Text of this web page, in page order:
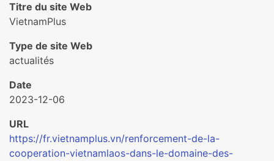
Titre du site Web
VietnamPlus
Type de site Web
actualités
Date
2023-12-06
URL
https://fr.vietnamplus.vn/renforcement-de-la-
cooperation-vietnamlaos-dans-le-domaine-des-